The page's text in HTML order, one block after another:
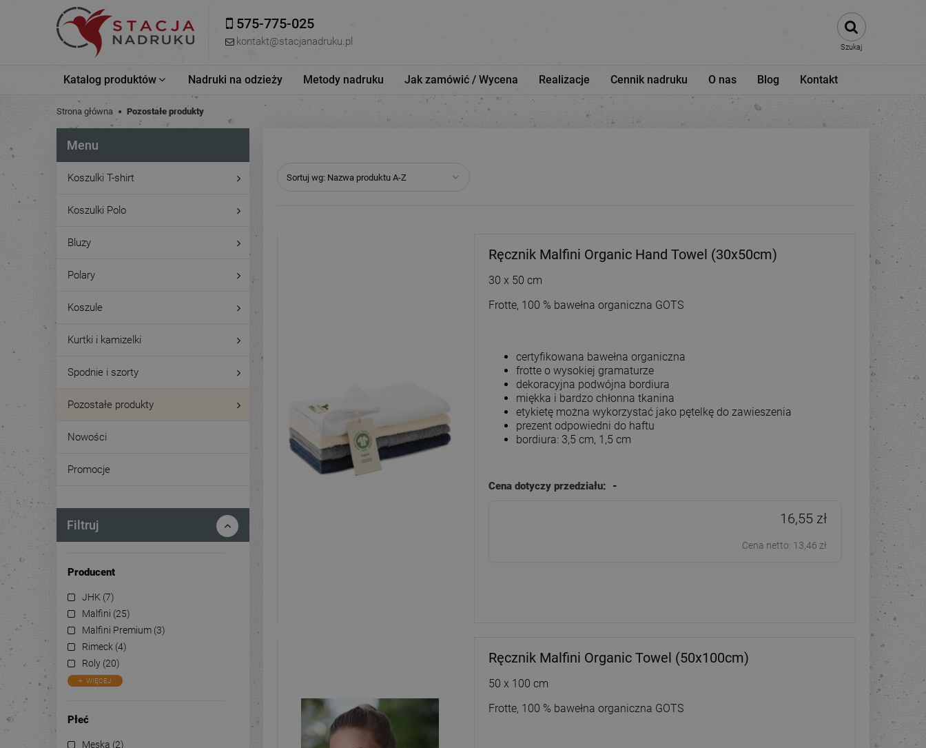
575-775-025
kontakt@stacjanadruku.pl Szukaj
Katalog produktów Nadruki na odzieży Metody nadruku Jak zamówić / Wycena Realizacje Cennik nadruku O nas Blog Kontakt
Strona główna Pozostałe produkty
Menu
Koszulki T-shirt
Koszulki Polo
Bluzy
Polary
Koszule
Kurtki i kamizelki
Spodnie i szorty
Pozostałe produkty
Nowości
Promocje
Filtruj
Producent
JHK (7)
Malfini (25)
Malfini Premium (3)
Rimeck (4)
Roly (20)
WIĘCEJ
Płeć
Męska (2)
Sortuj wg: Nazwa produktu A-Z
Ręcznik Malfini Organic Hand Towel (30x50cm)
30 x 50 cm
Frotte, 100 % bawełna organiczna GOTS
certyfikowana bawełna organiczna
frotte o wysokiej gramaturze
dekoracyjna podwójna bordiura
miękka i bardzo chłonna tkanina
etykietę można wykorzystać jako pętelkę do zawieszenia
prezent odpowiedni do haftu
bordiura: 3,5 cm, 1,5 cm
Cena dotyczy przedziału: -
16,55 zł
Cena netto: 13,46 zł
Ręcznik Malfini Organic Towel (50x100cm)
50 x 100 cm
Frotte, 100 % bawełna organiczna GOTS